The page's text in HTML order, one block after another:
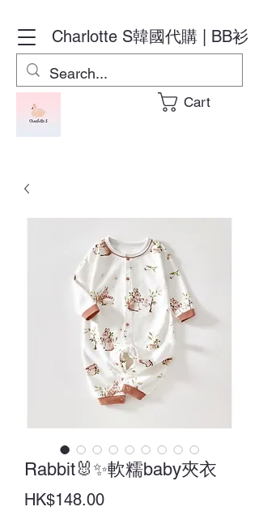
Charlotte S韓國代購 | BB衫
Cart
Rabbit🐰✨軟糯baby夾衣
HK$148.00Price